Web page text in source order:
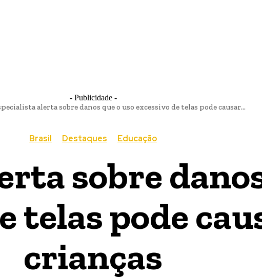
- Publicidade -
alerta sobre danos que o uso excessivo de telas pode causar...
Brasil Destaques Educação
sobre
telas pode
crianças